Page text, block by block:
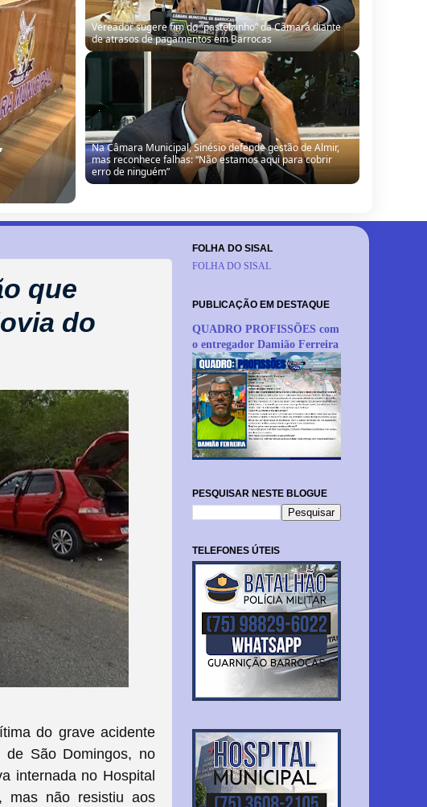
Vereador sugere fim do “pastelzinho” da Câmara diante
de atrasos de pagamentos em Barrocas
Na Câmara Municipal, Sinésio defende gestão de Almir,
mas reconhece falhas: “Não estamos aqui para cobrir
erro de ninguém”
que
do
do grave acidente
São Domingos, no
internada no Hospital
mas não resistiu aos
FOLHA DO SISAL
FOLHA DO SISAL
PUBLICAÇÃO EM DESTAQUE
QUADRO PROFISSÕES com
o entregador Damião Ferreira
PESQUISAR NESTE BLOGUE
TELEFONES ÚTEIS